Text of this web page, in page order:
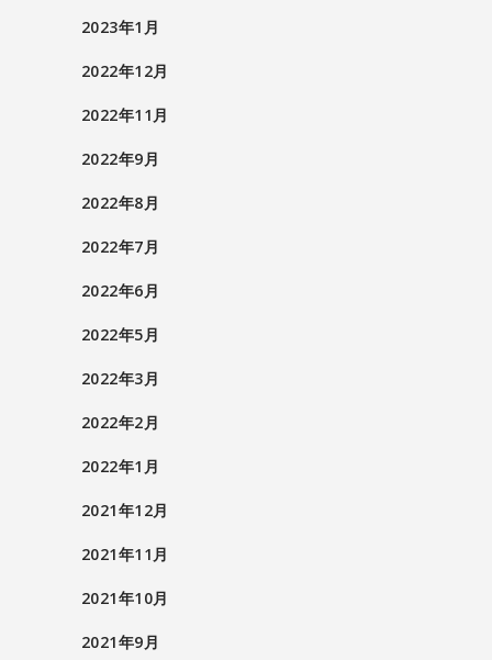
2023年1月
2022年12月
2022年11月
2022年9月
2022年8月
2022年7月
2022年6月
2022年5月
2022年3月
2022年2月
2022年1月
2021年12月
2021年11月
2021年10月
2021年9月